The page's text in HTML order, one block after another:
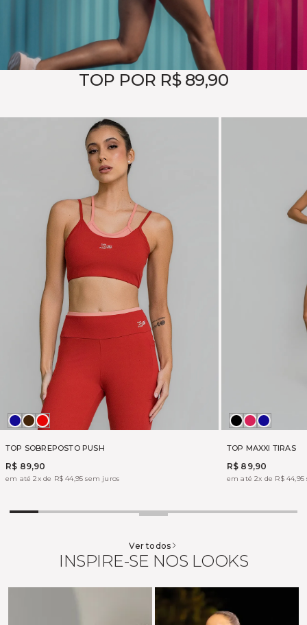
TOP POR R$ 89,90
TOP SOBREPOSTO PUSH
R$ 89,90
em até 2x de R$ 44,95 sem juros
MADRUGADA
MARROM
VERMELHO
TOP MAXXI TIRAS
R$ 89,90
em até 2x de R$ 44,95
PretoBOHEME
Ver todos
INSPIRE-SE NOS LOOKS